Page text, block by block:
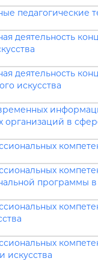
педагогические
деятельность
деятельность
искусства
организаций в
программы в
искусства